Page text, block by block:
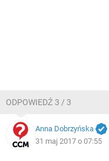
ODPOWIEDŹ 3 / 3
Anna Dobrzyńska
31 maj 2017 o 07:55